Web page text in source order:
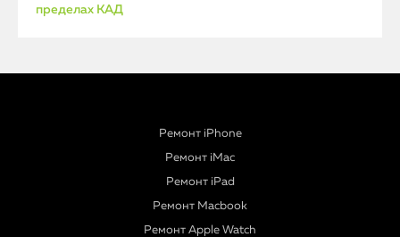
пределах КАД
Ремонт iPhone
Ремонт iMac
Ремонт iPad
Ремонт Macbook
Ремонт Apple Watch